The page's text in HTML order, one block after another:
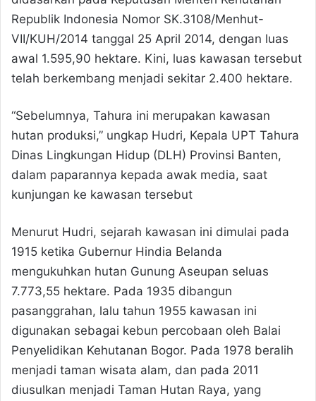
Republik Indonesia Nomor SK.3108/Menhut-
VII/KUH/2014 tanggal 25 April 2014, dengan luas
awal 1.595,90 hektare. Kini, luas kawasan tersebut
telah berkembang menjadi sekitar 2.400 hektare.
“Sebelumnya, Tahura ini merupakan kawasan
hutan produksi,” ungkap Hudri, Kepala UPT Tahura
Dinas Lingkungan Hidup (DLH) Provinsi Banten,
dalam paparannya kepada awak media, saat
kunjungan ke kawasan tersebut
Menurut Hudri, sejarah kawasan ini dimulai pada
1915 ketika Gubernur Hindia Belanda
mengukuhkan hutan Gunung Aseupan seluas
7.773,55 hektare. Pada 1935 dibangun
pasanggrahan, lalu tahun 1955 kawasan ini
digunakan sebagai kebun percobaan oleh Balai
Penyelidikan Kehutanan Bogor. Pada 1978 beralih
menjadi taman wisata alam, dan pada 2011
diusulkan menjadi Taman Hutan Raya, yang